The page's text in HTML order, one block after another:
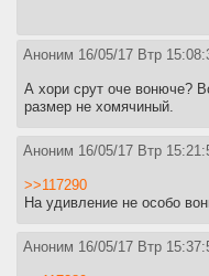
Аноним 16/05/17 Втр
А хори срут оче вонюче?
размер не хомячиный.
Аноним 16/05/17 Втр
>>117290
На удивление не особо
Аноним 16/05/17 Втр